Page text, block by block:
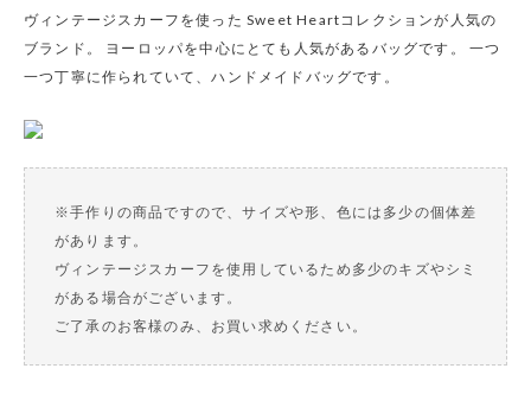
ヴィンテージスカーフを使った Sweet Heartコレクションが人気の
ブランド。 ヨーロッパを中心にとても人気があるバッグです。 一つ
一つ丁寧に作られていて、ハンドメイドバッグです。
※手作りの商品ですので、サイズや形、色には多少の個体差
があります。
ヴィンテージスカーフを使用しているため多少のキズやシミ
がある場合がございます。
ご了承のお客様のみ、お買い求めください。